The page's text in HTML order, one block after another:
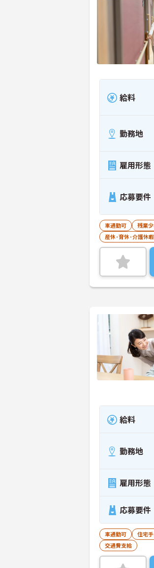
給料
勤務地
雇用形態
応募要件
車通勤可 残業
産休･育休･介護休
給料
勤務地
雇用形態
応募要件
車通勤可 住宅
交通費支給